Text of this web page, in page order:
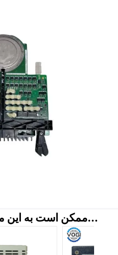
ممکن است به این موارد نیز علاقه‌مند باشید...